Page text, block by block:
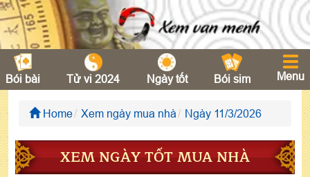
Bói bài Tử vi 2024 Ngày tốt Bói sim Menu
Home Xem ngày mua nhà Ngày 11/3/2026
XEM NGÀY TỐT MUA NHÀ